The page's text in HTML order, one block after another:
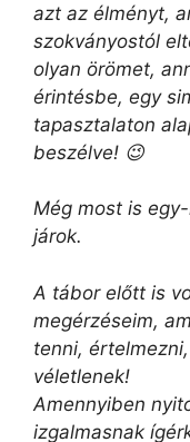
azt az élményt,
szokványostól
olyan örömet,
érintésbe, egy
tapasztalaton
beszélve! 😉
Még most is
járok.
A tábor előtt is
megérzéseim,
tenni,
véletlenek!
Amennyiben
izgalmasnak